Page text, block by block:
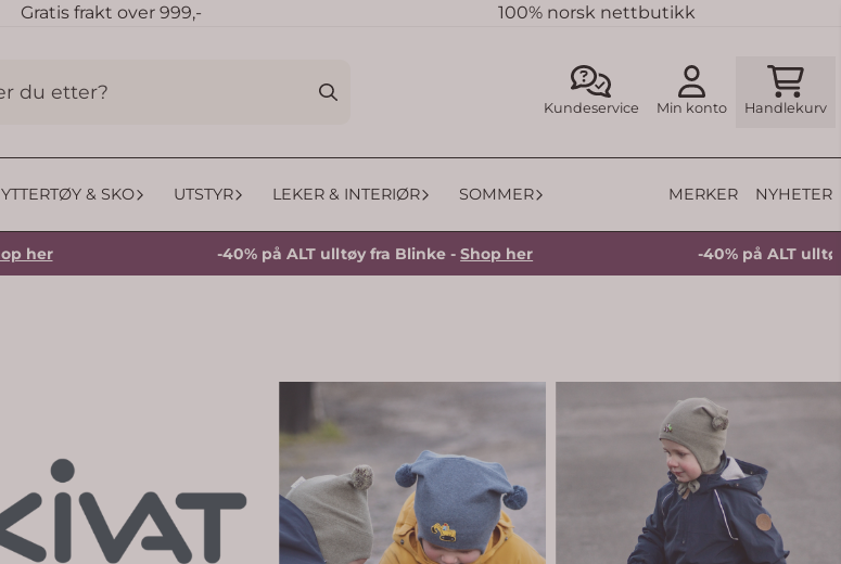
Gratis frakt over 999,- 100% norsk nettbutikk
Kundeservice Min konto Handlekurv
YTTERTØY & SKO UTSTYR LEKER & INTERIØR SOMMER MERKER NYHETER
-40% på ALT ulltøy fra Blinke -Shop her -40% på ALT ulltøy fra